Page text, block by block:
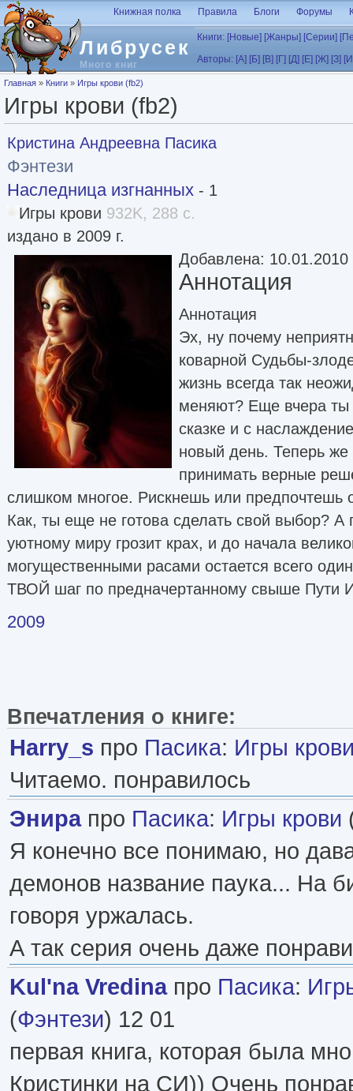
Перейти к основному содержанию
Либрусек
Много книг
Книжная полка Правила Блоги Форумы
Книги: [Новые] [Жанры] [Серии]
Авторы: [А] [Б] [В] [Г] [Д] [Е] [Ж] [З]
Вы здесь
Главная » Книги » Игры крови (fb2)
Игры крови (fb2)
Кристина Андреевна Пасика
Фэнтези
Наследница изгнанных - 1
Игры крови 932K, 288 с.
издано в 2009 г.
Добавлена: 10.01.2010
Аннотация
Аннотация
Эх, ну почему
коварной Судьбы-
жизнь всегда так
меняют? Еще вчера ты
сказке и с
новый день. Теперь
принимать верные
слишком многое. Рискнешь или предпочтешь
Как, ты еще не готова сделать свой выбор? А
уютному миру грозит крах, и до начала
могущественными расами остается всего
ТВОЙ шаг по предначертанному свыше Пути
2009
Впечатления о книге:
Harry_s про Пасика: Игры
Читаемо. понравилось
Энирапро Пасика: Игры крови
Я конечно все понимаю, но
демонов название паука... На
говоря уржалась.
А так серия очень даже
Kul'na Vredinaпро Пасика:
(Фэнтези) 12 01
первая книга, которая была
Кристинки на СИ)) Очень